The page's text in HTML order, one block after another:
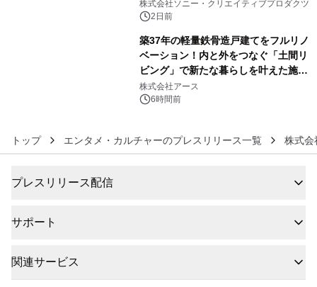
ボグッズも発売決定！
株式会社ソニー・クリエイティブプロダクツ
2日前
築37年の軽量鉄骨造戸建てをフルリノ
ベーション！内と外をつなぐ「土間リ
ビング」で新たな暮らしを叶えた施工
事例を株式会社アースが公開
株式会社アース
6時間前
トップ エンタメ・カルチャーのプレスリリース一覧 株式
プレスリリース配信
サポート
関連サービス